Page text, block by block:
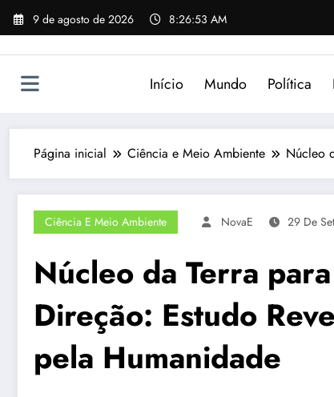
Pular
para
9 de agosto de 2026 8:26:53 AM
Início Mundo Política
Página inicial Ciência e Meio Ambiente Núcleo
Ciência E Meio Ambiente NovaE 29 De
Núcleo da Terra
Direção: Estudo
pela Humanidade